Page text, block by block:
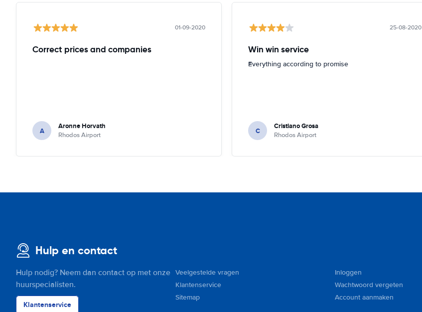
01-09-2020
Correct prices and companies
A Aronne Horvath
Rhodos Airport
25-08-2020
Win win service
Everything according to promise
C Cristiano Grosa
Rhodos Airport
Hulp en contact
Hulp nodig? Neem dan contact op met onze
huurspecialisten.
Klantenservice
Veelgestelde vragen
Klantenservice
Sitemap
Inloggen
Wachtwoord vergeten
Account aanmaken